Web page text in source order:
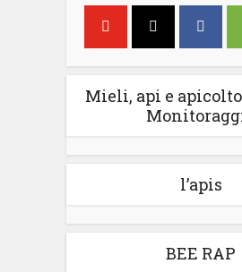
Mieli, api e
l’apis
BEE RAP